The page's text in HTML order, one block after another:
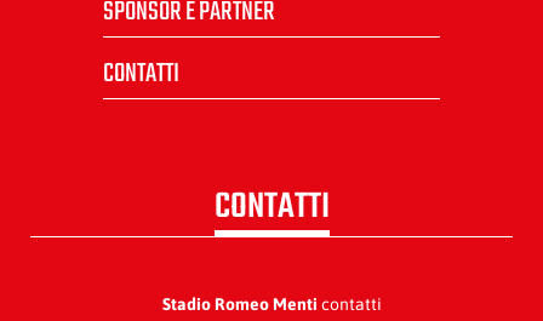
SPONSOR E PARTNER
CONTATTI
CONTATTI
Stadio Romeo Menti contatti